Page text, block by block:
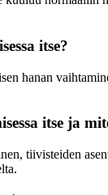
itse?
hanan
itse ja
tiivisteiden